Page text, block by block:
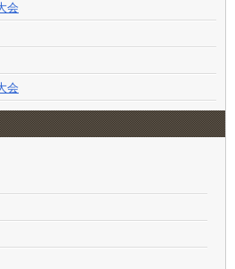
会
会